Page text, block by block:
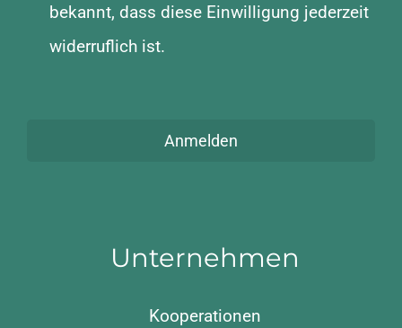
bekannt, dass diese Einwilligung jederzeit
widerruflich ist.
Anmelden
Unternehmen
Kooperationen